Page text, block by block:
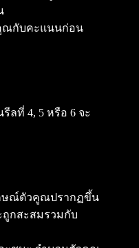
ณกับคะแนนก่อน
ลที่ 4, 5 หรือ 6 จะ
ษณ์ตัวคูณปรากฏขึ้น
กสะสมรวมกับ